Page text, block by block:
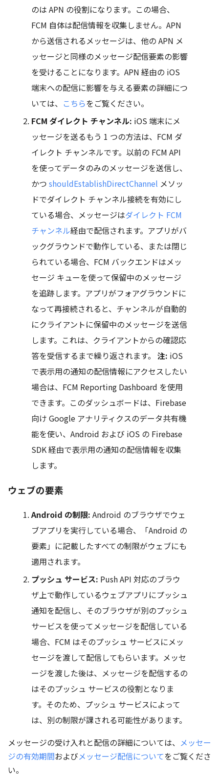
のは APN の役割になります。この場合、
FCM 自体は配信情報を収集しません。APN
から送信されるメッセージは、他の APN メ
ッセージと同様のメッセージ配信要素の影響
を受けることになります。APN 経由の iOS
端末への配信に影響を与える要素の詳細につ
いては、 こちらをご覧ください。
FCM ダイレクト チャンネル: iOS 端末にメ
ッセージを送るもう 1 つの方法は、FCM ダ
イレクト チャンネルです。以前の FCM API
を使ってデータのみのメッセージを送信し、
かつ shouldEstablishDirectChannel メソッ
ドでダイレクト チャンネル接続を有効にし
ている場合、メッセージはダイレクト FCM
チャンネル経由で配信されます。アプリがバ
ックグラウンドで動作している、または閉じ
られている場合、FCM バックエンドはメッ
セージ キューを使って保留中のメッセージ
を追跡します。アプリがフォアグラウンドに
なって再接続されると、チャンネルが自動的
にクライアントに保留中のメッセージを送信
します。これは、クライアントからの確認応
答を受信するまで繰り返されます。 注: iOS
で表示用の通知の配信情報にアクセスしたい
場合は、FCM Reporting Dashboard を使用
できます。このダッシュボードは、Firebase
向け Google アナリティクスのデータ共有機
能を使い、Android および iOS の Firebase
SDK 経由で表示用の通知の配信情報を収集
します。
ウェブの要素
Android の制限: Android のブラウザでウェ
ブアプリを実行している場合、「Android の
要素」に記載したすべての制限がウェブにも
適用されます。
プッシュ サービス: Push API 対応のブラウ
ザ上で動作しているウェブアプリにプッシュ
通知を配信し、そのブラウザが別のプッシュ
サービスを使ってメッセージを配信している
場合、FCM はそのプッシュ サービスにメッ
セージを渡して配信してもらいます。メッセ
ージを渡した後は、メッセージを配信するの
はそのプッシュ サービスの役割となりま
す。そのため、プッシュ サービスによって
は、別の制限が課される可能性があります。
メッセージの受け入れと配信の詳細については、 メッセー
ジの有効期間およびメッセージ配信についてをご覧くださ
い。